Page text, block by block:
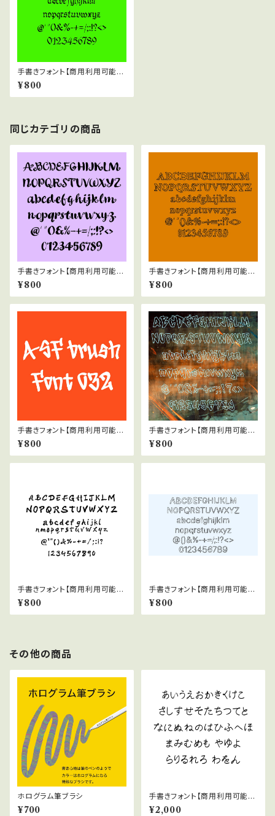
手書きフォント【商用利用可能】0
37
¥800
同じカテゴリの商品
手書きフォント【商用利用可能】0
42
¥800
手書きフォント【商用利用可能】0
47
¥800
手書きフォント【商用利用可能】0
32
¥800
手書きフォント【商用利用可能】0
45
¥800
手書きフォント【商用利用可能】0
29
¥800
手書きフォント【商用利用可能】0
38
¥800
その他の商品
ホログラム筆ブラシ
¥700
手書きフォント【商用利用可能】0
39
¥2,000